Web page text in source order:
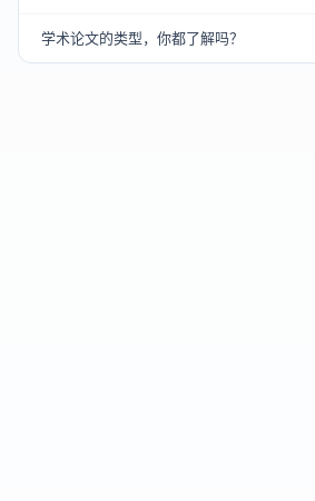
学术论文的类型，你都了解吗？